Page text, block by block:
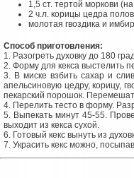
1,5 ст. тертой моркови
2 ч.л. корицы цедра
молотая гвоздика и
Способ приготовления:
1. Разогреть духовку до 180
2. Форму для кекса выстелить
3. В миске взбить сахар и
апельсиновую цедру, корицу,
пекарский порошок.
4. Перелить тесто в форму.
5. Выпекать минут 45-55.
выходит из кекса сухой.
6. Готовый кекс вынуть из
7. Украсить кекс можно,